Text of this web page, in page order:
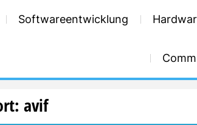
Softwareentwicklung
avif